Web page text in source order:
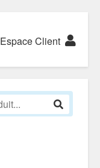
Espace Client